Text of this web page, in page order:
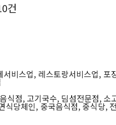
건
비스업, 레스토랑서비스업, 포
식점, 고기국수, 딤섬전문점, 소
당체인, 중국음식점, 중식당,